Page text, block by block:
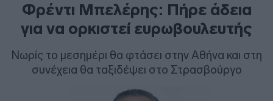
Φρέντι Μπελέρης: Πήρε άδεια
για να ορκιστεί ευρωβουλευτής
Νωρίς το μεσημέρι θα φτάσει στην Αθήνα και στη
συνέχεια θα ταξιδέψει στο Στρασβούργο